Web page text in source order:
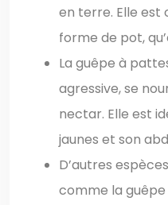
en terre. Elle est
forme de pot,
La guêpe à
agressive, se
nectar. Elle est
jaunes et son
D’autres
comme la